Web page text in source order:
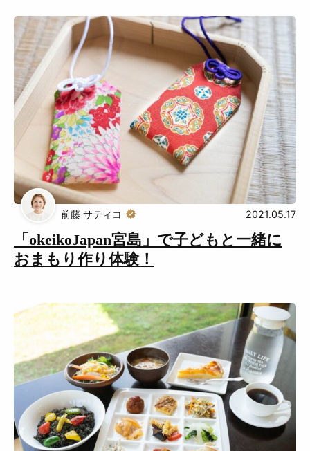
「okeikoJapan宮島」で子どもと一緒に
おまもり作り体験！
前藤 サティコ 2021.05.17